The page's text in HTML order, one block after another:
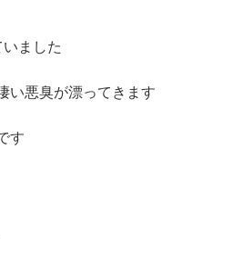
ました
い悪臭が漂ってきます
す